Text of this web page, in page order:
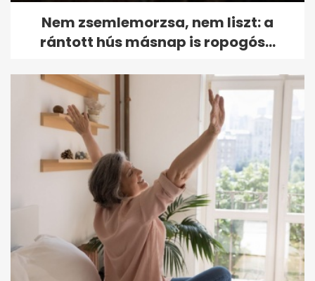
Nem zsemlemorzsa, nem liszt: a
rántott hús másnap is ropogós...